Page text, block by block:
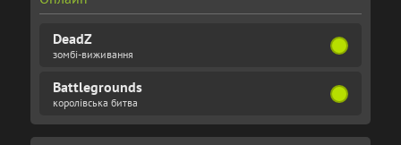
DeadZ
зомбі-виживання
Battlegrounds
королівська битва